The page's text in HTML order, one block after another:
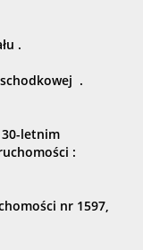
Geodezja
.
.
letnim
:
nr 1597,